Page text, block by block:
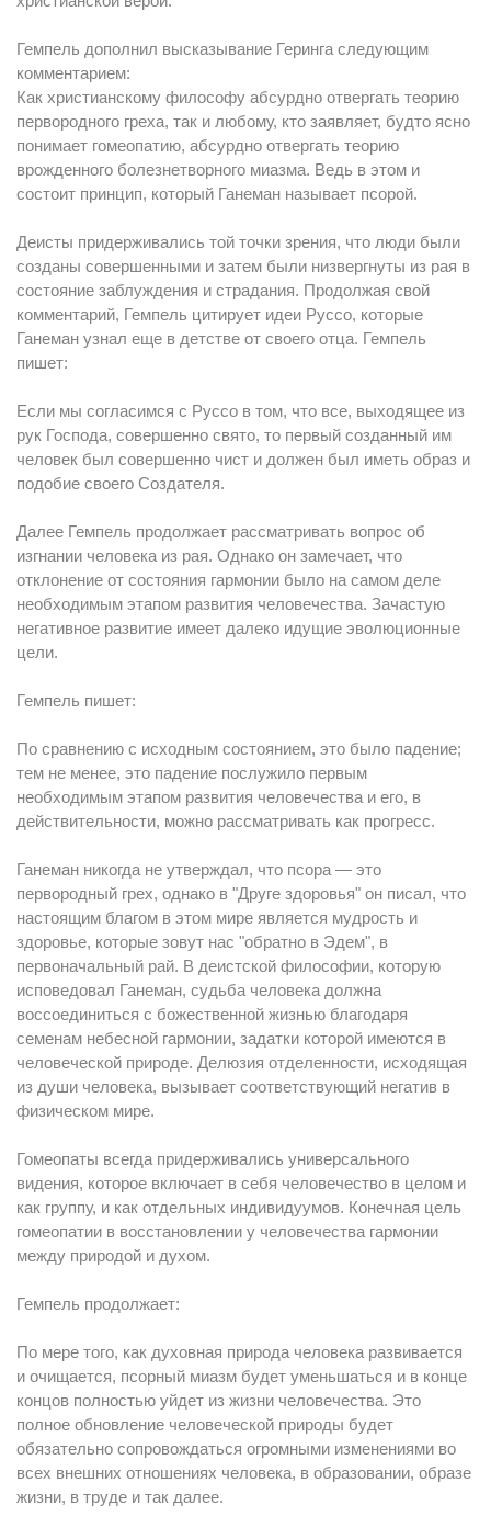
Гемпель дополнил высказывание Геринга следующим
комментарием:
Как христианскому философу абсурдно отвергать теорию
первородного греха, так и любому, кто заявляет, будто ясно
понимает гомеопатию, абсурдно отвергать теорию
врожденного болезнетворного миазма. Ведь в этом и
состоит принцип, который Ганеман называет псорой.
Деисты придерживались той точки зрения, что люди были
созданы совершенными и затем были низвергнуты из рая в
состояние заблуждения и страдания. Продолжая свой
комментарий, Гемпель цитирует идеи Руссо, которые
Ганеман узнал еще в детстве от своего отца. Гемпель
пишет:
Если мы согласимся с Руссо в том, что все, выходящее из
рук Господа, совершенно свято, то первый созданный им
человек был совершенно чист и должен был иметь образ и
подобие своего Создателя.
Далее Гемпель продолжает рассматривать вопрос об
изгнании человека из рая. Однако он замечает, что
отклонение от состояния гармонии было на самом деле
необходимым этапом развития человечества. Зачастую
негативное развитие имеет далеко идущие эволюционные
цели.
Гемпель пишет:
По сравнению с исходным состоянием, это было падение;
тем не менее, это падение послужило первым
необходимым этапом развития человечества и его, в
действительности, можно рассматривать как прогресс.
Ганеман никогда не утверждал, что псора — это
первородный грех, однако в "Друге здоровья" он писал, что
настоящим благом в этом мире является мудрость и
здоровье, которые зовут нас "обратно в Эдем", в
первоначальный рай. В деистской философии, которую
исповедовал Ганеман, судьба человека должна
воссоединиться с божественной жизнью благодаря
семенам небесной гармонии, задатки которой имеются в
человеческой природе. Делюзия отделенности, исходящая
из души человека, вызывает соответствующий негатив в
физическом мире.
Гомеопаты всегда придерживались универсального
видения, которое включает в себя человечество в целом и
как группу, и как отдельных индивидуумов. Конечная цель
гомеопатии в восстановлении у человечества гармонии
между природой и духом.
Гемпель продолжает:
По мере того, как духовная природа человека развивается
и очищается, псорный миазм будет уменьшаться и в конце
концов полностью уйдет из жизни человечества. Это
полное обновление человеческой природы будет
обязательно сопровождаться огромными изменениями во
всех внешних отношениях человека, в образовании, образе
жизни, в труде и так далее.